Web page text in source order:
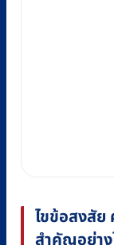
ไขข้อสงสัย